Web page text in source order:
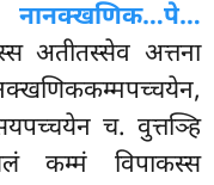
नानक्खणिक…पे…
अतीतस्सेव अत्तना
च. वुत्तञ्हि
कम्मं विपाकस्स